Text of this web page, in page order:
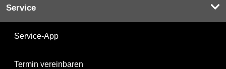
Service
Service-App
Termin vereinbaren